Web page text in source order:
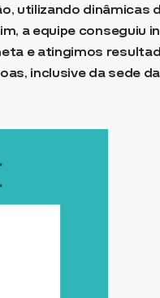
utilizando dinâmicas
a equipe conseguiu
e atingimos
inclusive da sede